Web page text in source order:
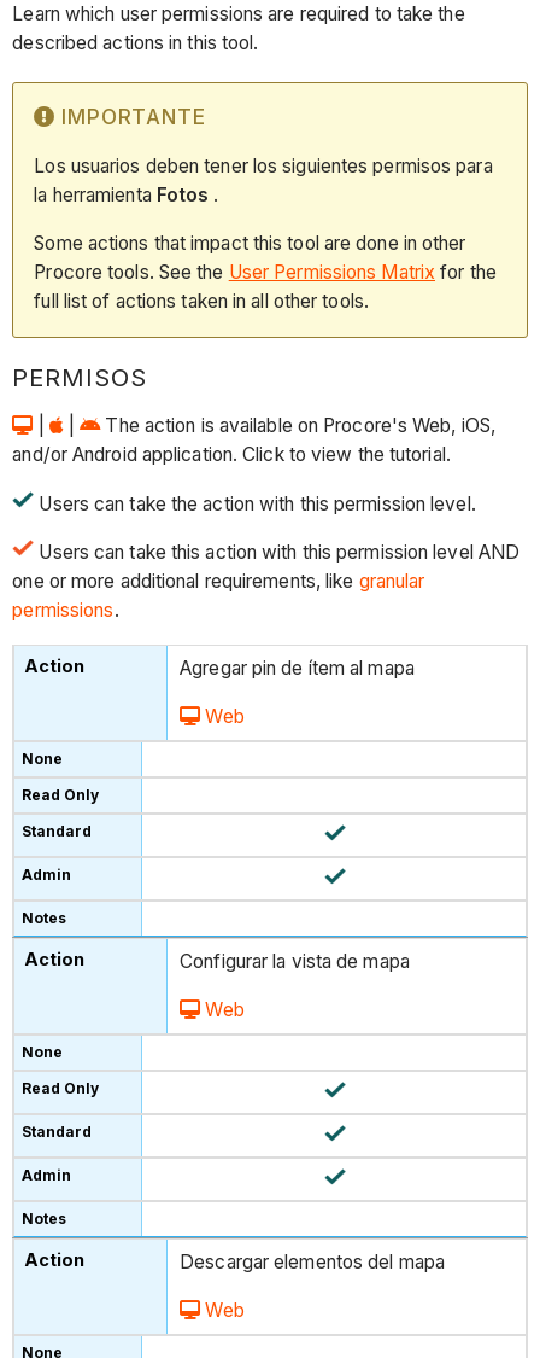
Permisos
Learn which user permissions are required to take the
described actions in this tool.
IMPORTANTE
Los usuarios deben tener los siguientes permisos para
la herramienta Fotos .
Some actions that impact this tool are done in other
Procore tools. See the User Permissions Matrix for the
full list of actions taken in all other tools.
PERMISOS
|
The action is available on Procore's Web, iOS,
and/or Android application. Click to view the tutorial.
Users can take the action with this permission level.
Users can take this action with this permission level AND
one or more additional requirements, like granular
permissions.
Agregar pin de ítem al mapa
Web
Configurar la vista de mapa
Web
Descargar elementos del mapa
Web